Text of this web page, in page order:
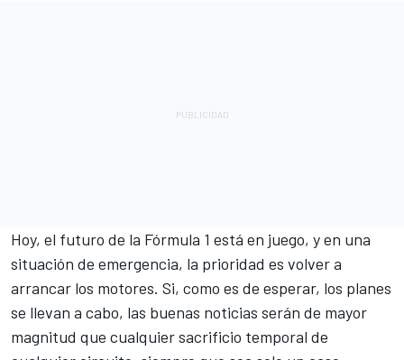
Hoy, el futuro de la Fórmula 1 está en juego, y en una
situación de emergencia, la prioridad es volver a
arrancar los motores. Si, como es de esperar, los planes
se llevan a cabo, las buenas noticias serán de mayor
magnitud que cualquier sacrificio temporal de